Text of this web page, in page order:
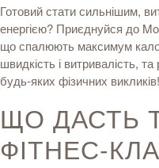
Готовий стати сильнішим,
енергією? Приєднуйся до
що спалюють максимум
швидкість і витривалість,
будь-яких фізичних викликів!
ЩО ДАСТЬ
ФІТНЕС-